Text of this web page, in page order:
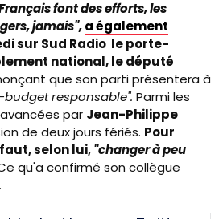
font des efforts, les
jamais",a également
sur Sud Radio le porte-
national, le député
que son parti présentera à
responsable". Parmi les
par Jean-Philippe
de deux jours fériés. Pour
selon lui,"changer à peu
qu'a confirmé son collègue